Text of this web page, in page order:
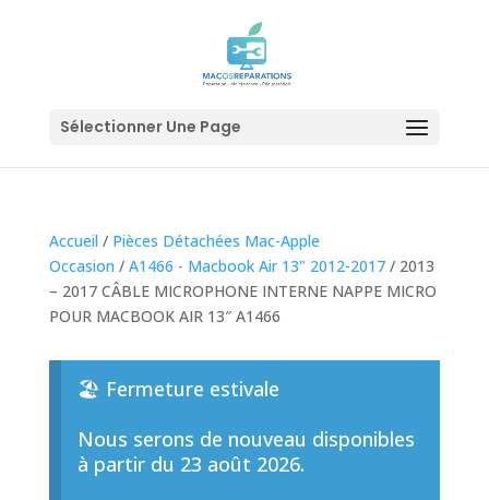
Sélectionner Une Page
Accueil / Pièces Détachées Mac-Apple
Occasion / A1466 - Macbook Air 13" 2012-2017/ 2013
– 2017 CÂBLE MICROPHONE INTERNE NAPPE MICRO
POUR MACBOOK AIR 13″ A1466
🏖️ Fermeture estivale
Nous serons de nouveau disponibles
à partir du 23 août 2026.